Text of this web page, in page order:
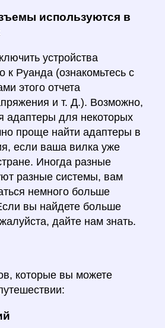
используются в
устройства
к Руанда (ознакомьтесь с
этого отчета
и т. Д.). Возможно,
адаптеры для некоторых
проще найти адаптеры в
если ваша вилка уже
Иногда разные
разные системы, вам
немного больше
вы найдете больше
дайте нам знать.
которые вы можете